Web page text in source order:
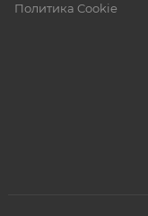
Политика Cookie